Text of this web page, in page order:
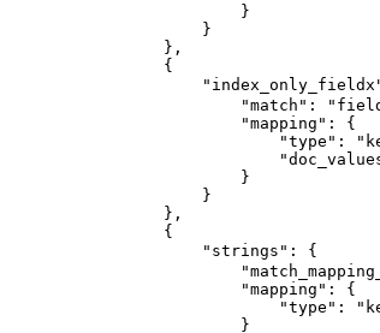
                        }
                    }
                },
                {
"index_only_fieldx":
"match":
                        "mapping": {
"type":
                        }
                    }
                },
                {
"strings": {
                        "mapping": {
"type":
                        }